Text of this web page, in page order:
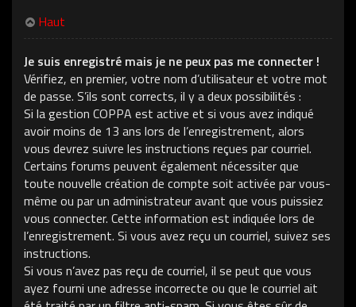
Haut
Je suis enregistré mais je ne peux pas me connecter !
Vérifiez, en premier, votre nom d’utilisateur et votre mot
de passe. S’ils sont corrects, il y a deux possibilités :
Si la gestion COPPA est active et si vous avez indiqué
avoir moins de 13 ans lors de l’enregistrement, alors
vous devrez suivre les instructions reçues par courriel.
Certains forums peuvent également nécessiter que
toute nouvelle création de compte soit activée par vous-
même ou par un administrateur avant que vous puissiez
vous connecter. Cette information est indiquée lors de
l’enregistrement. Si vous avez reçu un courriel, suivez ses
instructions.
Si vous n’avez pas reçu de courriel, il se peut que vous
ayez fourni une adresse incorrecte ou que le courriel ait